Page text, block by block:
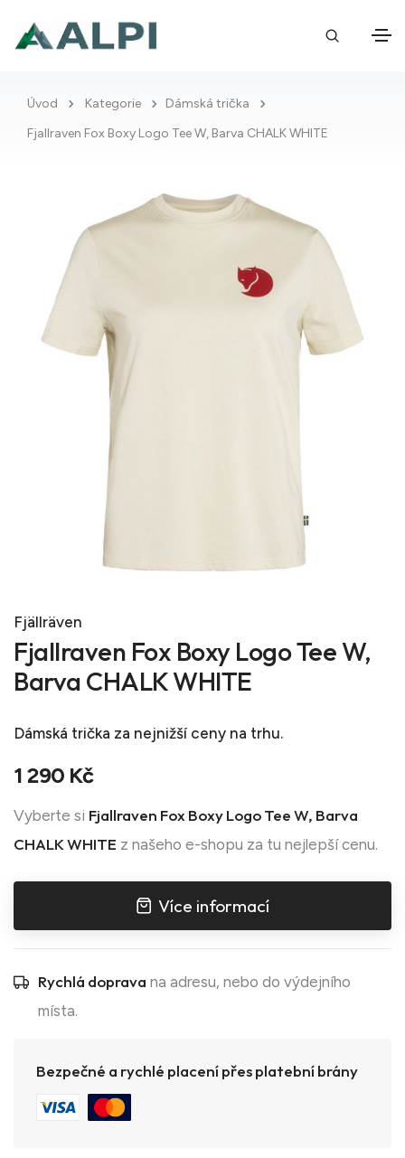
Úvod Kategorie
Dámská trička
Fjallraven Fox Boxy Logo Tee W, Barva CHALK WHITE
Fjällräven
Fjallraven Fox Boxy Logo Tee W,
Barva CHALK WHITE
Dámská trička za nejnižší ceny na trhu.
1 290 Kč
Vyberte si Fjallraven Fox Boxy Logo Tee W, Barva
CHALK WHITE z našeho e-shopu za tu nejlepší cenu.
Více informací
Rychlá doprava na adresu, nebo do výdejního
místa.
Bezpečné a rychlé placení přes platební brány